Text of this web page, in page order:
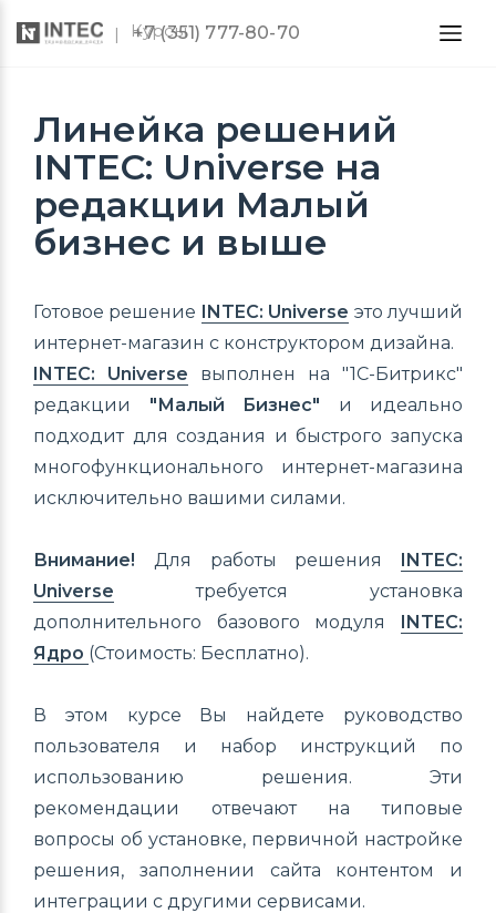
Курсы
+7 (351) 777-80-70
Линейка решений
INTEC: Universe на
редакции Малый
бизнес и выше
Готовое решение INTEC: Universe это лучший
интернет-магазин с конструктором дизайна.
INTEC: Universe выполнен на "1С-Битрикс"
редакции "Малый Бизнес" и идеально
подходит для создания и быстрого запуска
многофункционального интернет-магазина
исключительно вашими силами.
Внимание! Для работы решения INTEC:
Universe требуется установка
дополнительного базового модуля INTEC:
Ядро (Стоимость: Бесплатно).
В этом курсе Вы найдете руководство
пользователя и набор инструкций по
использованию решения. Эти
рекомендации отвечают на типовые
вопросы об установке, первичной настройке
решения, заполнении сайта контентом и
интеграции с другими сервисами.